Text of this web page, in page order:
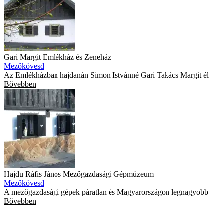
Gari Margit Emlékház és Zeneház
Mezőkövesd
Az Emlékházban hajdanán Simon Istvánné Gari Takács Margit él
Bővebben
Hajdu Ráfis János Mezőgazdasági Gépmúzeum
Mezőkövesd
A mezőgazdasági gépek páratlan és Magyarországon legnagyobb
Bővebben